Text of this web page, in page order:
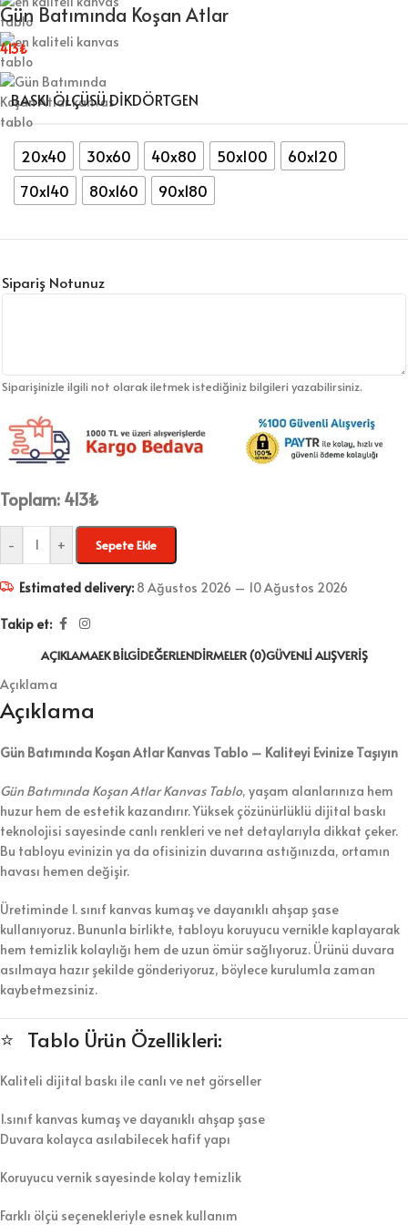
Gün Batımında Koşan Atlar
413₺
BASKI ÖLÇÜSÜ DİKDÖRTGEN
20x40 30x60 40x80 50x100
60x120
70x140
80x160 90x180
Sipariş Notunuz
Siparişinizle ilgili not olarak iletmek istediğiniz bilgileri yazabilirsiniz.
Toplam: 413₺
- + Sepete Ekle
Estimated delivery: 8 Ağustos 2026 – 10 Ağustos 2026
Takip et:
AÇIKLAMAEK BILGIDEĞERLENDIRMELER (0)GÜVENLI ALIŞVERIŞ
Açıklama
Açıklama
Gün Batımında Koşan Atlar Kanvas Tablo – Kaliteyi Evinize Taşıyın
Gün Batımında Koşan Atlar Kanvas Tablo, yaşam alanlarınıza hem
huzur hem de estetik kazandırır. Yüksek çözünürlüklü dijital baskı
teknolojisi sayesinde canlı renkleri ve net detaylarıyla dikkat çeker.
Bu tabloyu evinizin ya da ofisinizin duvarına astığınızda, ortamın
havası hemen değişir.
Üretiminde 1. sınıf kanvas kumaş ve dayanıklı ahşap şase
kullanıyoruz. Bununla birlikte, tabloyu koruyucu vernikle kaplayarak
hem temizlik kolaylığı hem de uzun ömür sağlıyoruz. Ürünü duvara
asılmaya hazır şekilde gönderiyoruz, böylece kurulumla zaman
kaybetmezsiniz.
⭐ Tablo Ürün Özellikleri:
Kaliteli dijital baskı ile canlı ve net görseller
1.sınıf kanvas kumaş ve dayanıklı ahşap şase
Duvara kolayca asılabilecek hafif yapı
Koruyucu vernik sayesinde kolay temizlik
Farklı ölçü seçenekleriyle esnek kullanım